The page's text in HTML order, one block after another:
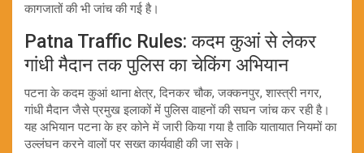
कागजातों की भी जांच की गई है।
Patna Traffic Rules: कदम कुआं से लेकर
गांधी मैदान तक पुलिस का चेकिंग अभियान
पटना के कदम कुआं थाना क्षेत्र, दिनकर चौक, जक्कनपुर, शास्त्री नगर,
गांधी मैदान जैसे प्रमुख इलाकों में पुलिस वाहनों की सघन जांच कर रही है।
यह अभियान पटना के हर कोने में जारी किया गया है ताकि यातायात नियमों का
उल्लंघन करने वालों पर सख्त कार्यवाही की जा सके।